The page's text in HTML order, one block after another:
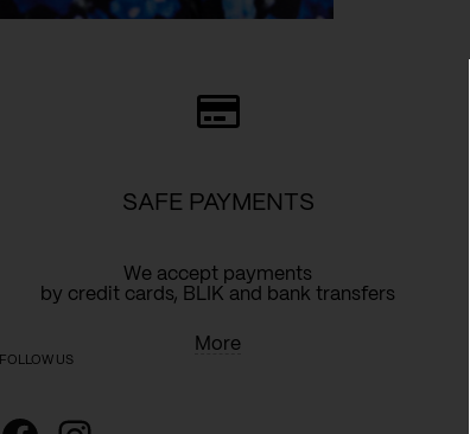
SAFE PAYMENTS
We accept payments
by credit cards, BLIK and bank transfers
More
FOLLOW US